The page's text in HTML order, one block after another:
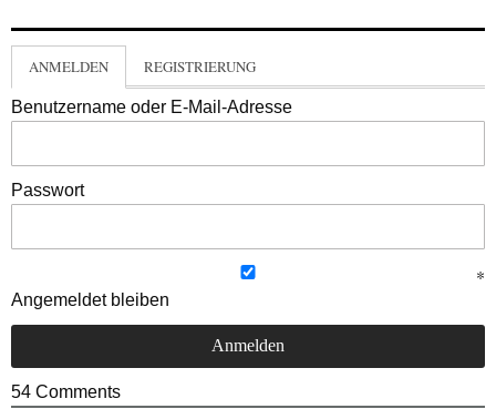
ANMELDEN REGISTRIERUNG
Benutzername oder E-Mail-Adresse
Passwort
Angemeldet bleiben
54 Comments